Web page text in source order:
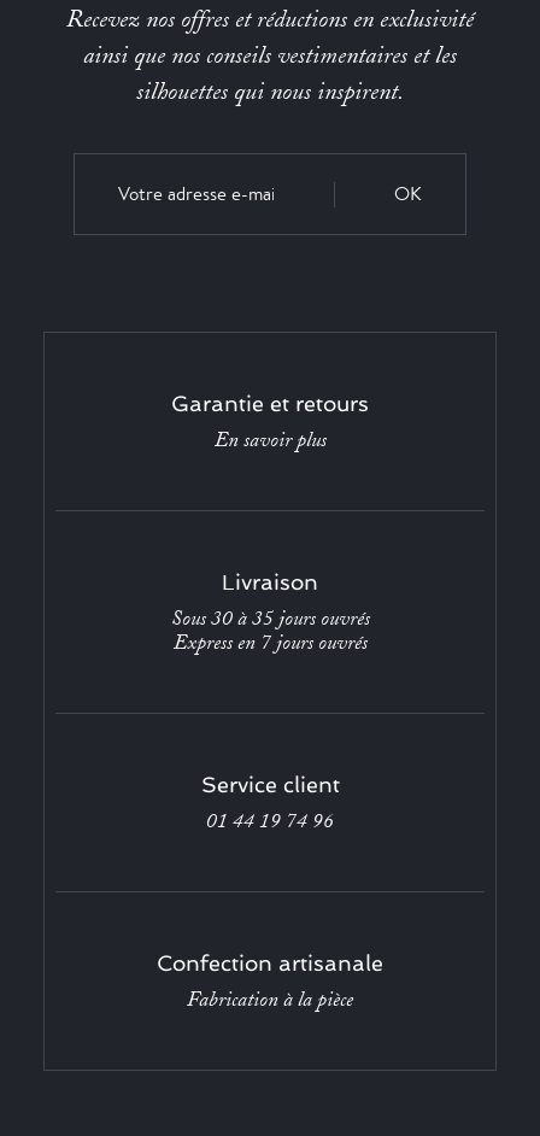
Recevez nos offres et réductions en exclusivité
ainsi que nos conseils vestimentaires et les
silhouettes qui nous inspirent.
OK
Garantie et retours
En savoir plus
Livraison
Sous 30 à 35 jours ouvrés
Express en 7 jours ouvrés
Service client
01 44 19 74 96
Confection artisanale
Fabrication à la pièce